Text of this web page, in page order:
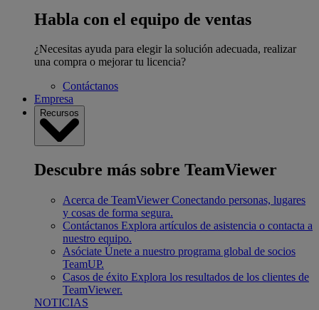
Habla con el equipo de ventas
¿Necesitas ayuda para elegir la solución adecuada, realizar
una compra o mejorar tu licencia?
Contáctanos
Empresa
Recursos
Descubre más sobre TeamViewer
Acerca de TeamViewer Conectando personas, lugares
y cosas de forma segura.
Contáctanos Explora artículos de asistencia o contacta a
nuestro equipo.
Asóciate Únete a nuestro programa global de socios
TeamUP.
Casos de éxito Explora los resultados de los clientes de
TeamViewer.
NOTICIAS